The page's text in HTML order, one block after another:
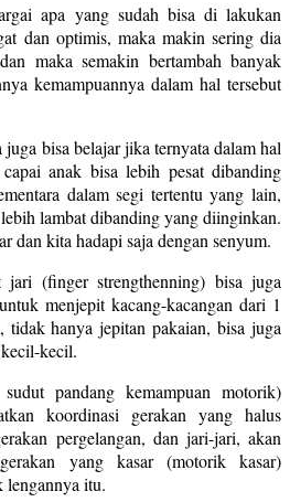
apa yang sudah bisa di lakukan
dan optimis, maka makin sering dia
maka semakin bertambah banyak
kemampuannya dalam hal tersebut
bisa belajar jika ternyata dalam hal
anak bisa lebih pesat dibanding
dalam segi tertentu yang lain,
lambat dibanding yang diinginkan.
dan kita hadapi saja dengan senyum.
jari (finger strengthenning) bisa juga
menjepit kacang-kacangan dari 1
hanya jepitan pakaian, bisa juga
kecil.
pandang kemampuan motorik)
koordinasi gerakan yang halus
pergelangan, dan jari-jari, akan
yang kasar (motorik kasar)
lengannya itu.